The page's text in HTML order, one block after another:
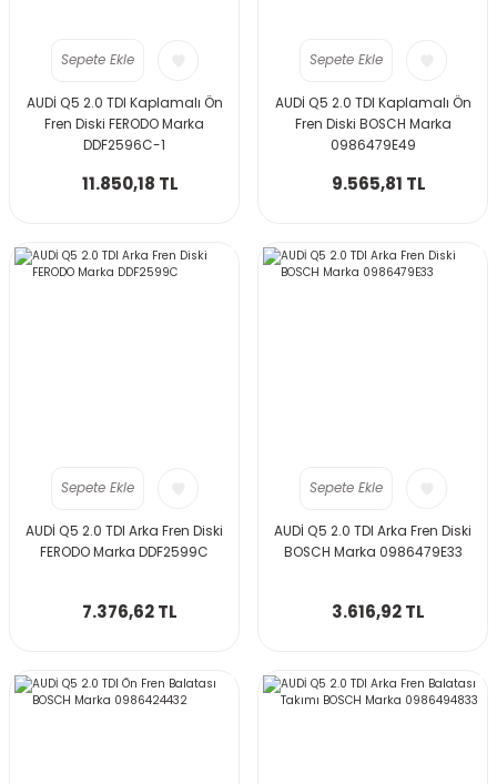
Sepete Ekle
AUDİ Q5 2.0 TDI Kaplamalı Ön
Fren Diski FERODO Marka
DDF2596C-1
11.850,18 TL
Sepete Ekle
AUDİ Q5 2.0 TDI Kaplamalı Ön
Fren Diski BOSCH Marka
0986479E49
9.565,81 TL
Sepete Ekle
AUDİ Q5 2.0 TDI Arka Fren Diski
FERODO Marka DDF2599C
7.376,62 TL
Sepete Ekle
AUDİ Q5 2.0 TDI Arka Fren Diski
BOSCH Marka 0986479E33
3.616,92 TL